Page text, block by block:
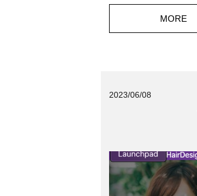
MORE
2023/06/08